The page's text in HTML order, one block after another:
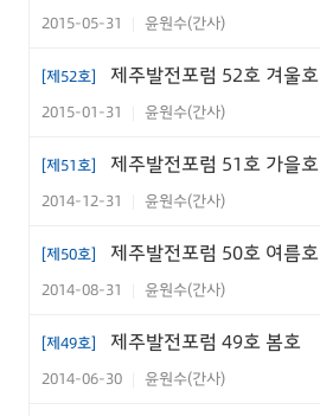
마을만들기
향
제주경제의 오늘
2004년 제주지역 경제동향 및 2005
제주의 문화
2015-05-31 윤원수(간사)
[제52호] 제주발전포럼 52호 겨울호
2015-01-31 윤원수(간사)
[제51호] 제주발전포럼 51호 가을호
2014-12-31 윤원수(간사)
[제50호] 제주발전포럼 50호 여름호
2014-08-31 윤원수(간사)
[제49호] 제주발전포럼 49호 봄호
2014-06-30 윤원수(간사)